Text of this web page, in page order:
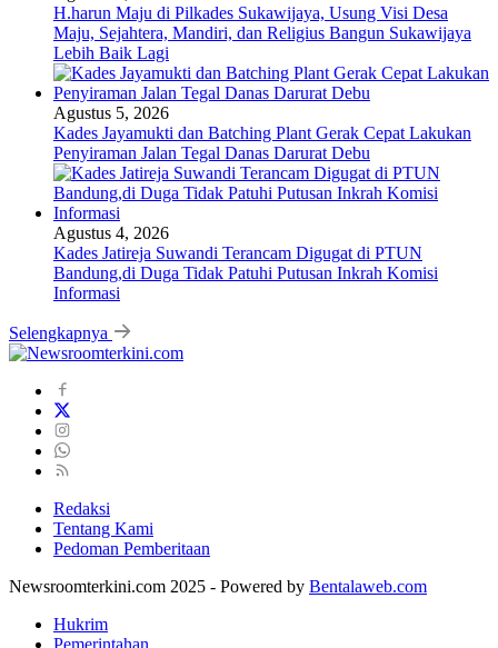
H.harun Maju di Pilkades Sukawijaya, Usung Visi Desa
Maju, Sejahtera, Mandiri, dan Religius Bangun Sukawijaya
Lebih Baik Lagi
Agustus 5, 2026
Kades Jayamukti dan Batching Plant Gerak Cepat Lakukan
Penyiraman Jalan Tegal Danas Darurat Debu
Agustus 4, 2026
Kades Jatireja Suwandi Terancam Digugat di PTUN
Bandung,di Duga Tidak Patuhi Putusan Inkrah Komisi
Informasi
Selengkapnya
Redaksi
Tentang Kami
Pedoman Pemberitaan
Newsroomterkini.com 2025 - Powered by Bentalaweb.com
Hukrim
Pemerintahan